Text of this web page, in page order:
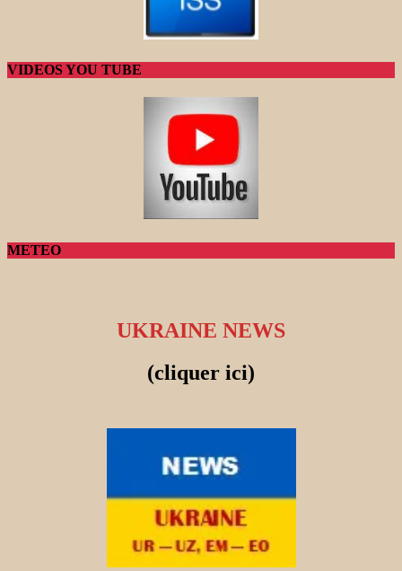
VIDEOS YOU TUBE
METEO
UKRAINE NEWS
(cliquer ici)